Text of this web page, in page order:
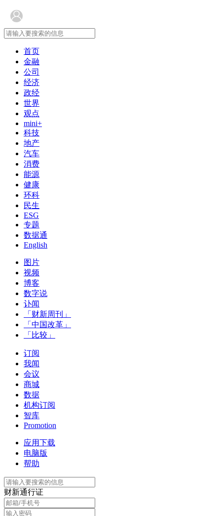
首页
金融
公司
经济
政经
世界
观点
mini+
科技
地产
汽车
消费
能源
健康
环科
民生
ESG
专题
数据通
English
图片
视频
博客
数字说
讣闻
「财新周刊」
「中国改革」
「比较」
订阅
我闻
会议
商城
数据
机构订阅
智库
Promotion
应用下载
电脑版
帮助
财新通行证